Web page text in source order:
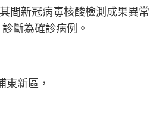
新冠病毒核酸檢測成果異常
診斷為確診病例。
新區，